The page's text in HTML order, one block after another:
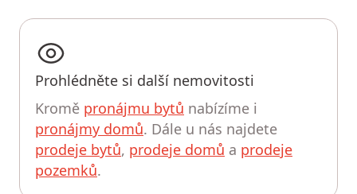
Prohlédněte si další nemovitosti
Kromě pronájmu bytů nabízíme i
pronájmy domů. Dále u nás najdete
prodeje bytů, prodeje domů a prodeje
pozemků.